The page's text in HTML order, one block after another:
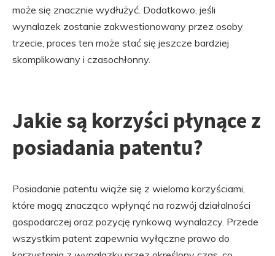
może się znacznie wydłużyć. Dodatkowo, jeśli
wynalazek zostanie zakwestionowany przez osoby
trzecie, proces ten może stać się jeszcze bardziej
skomplikowany i czasochłonny.
Jakie są korzyści płynące z
posiadania patentu?
Posiadanie patentu wiąże się z wieloma korzyściami,
które mogą znacząco wpłynąć na rozwój działalności
gospodarczej oraz pozycję rynkową wynalazcy. Przede
wszystkim patent zapewnia wyłączne prawo do